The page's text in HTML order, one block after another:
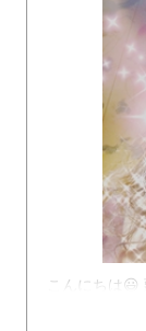
こんにちは😃